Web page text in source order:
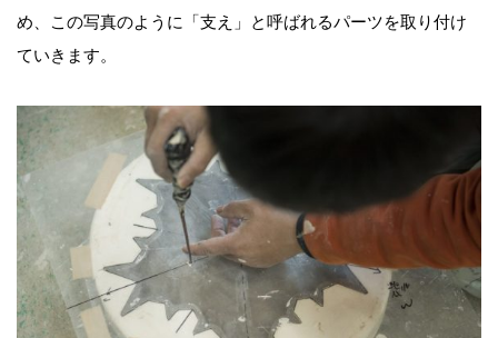
め、この写真のように「支え」と呼ばれるパーツを取り付け
ていきます。